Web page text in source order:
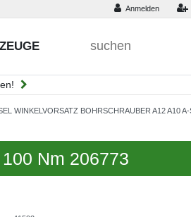
Anmelden
WINKELVORSATZ BOHRSCHRAUBER A12 A10
Nm 206773